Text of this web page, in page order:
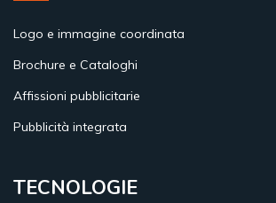
Logo e immagine coordinata
Brochure e Cataloghi
Affissioni pubblicitarie
Pubblicità integrata
TECNOLOGIE